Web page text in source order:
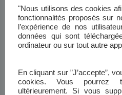
gestes simples à ne pas
régulièrement et
Lire la
"Nous utilisons des cookies
fonctionnalités proposés sur
l’expérience de nos
données qui sont
ordinateur ou sur tout autre
En cliquant sur ”J’accepte”,
cookies. Vous pourrez
ultérieurement. Si vous